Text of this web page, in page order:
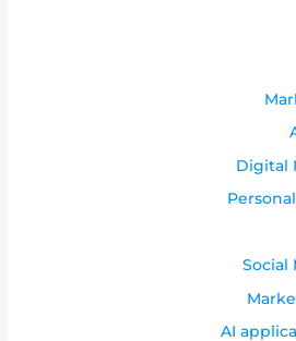
Digital
Social
AI